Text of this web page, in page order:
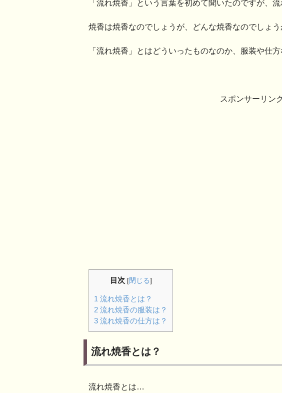
「流れ焼香」という言葉を初めて聞いたのですが、
焼香は焼香なのでしょうが、どんな焼香なのでしょう
「流れ焼香」とはどういったものなのか、服装や仕
スポンサーリンク
目次 [閉じる]
1 流れ焼香とは？
2 流れ焼香の服装は？
3 流れ焼香の仕方は？
流れ焼香とは？
流れ焼香とは…